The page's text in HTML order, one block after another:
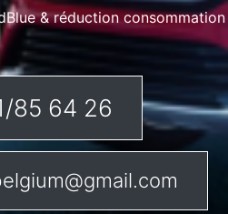
& réduction consommation
85 64 26